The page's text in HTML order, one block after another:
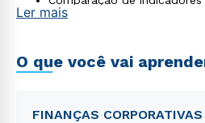
otimização da tomada de
Ler mais
O que você vai
FINANÇAS CORPORATIVAS